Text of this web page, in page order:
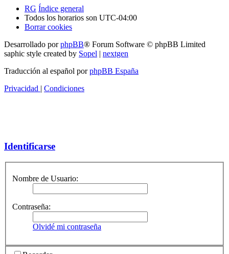
RG Índice general
Todos los horarios son UTC-04:00
Borrar cookies
Desarrollado porphpBB® Forum Software © phpBB Limited
saphic style created by Sopel | nextgen
Traducción al español porphpBB España
Privacidad | Condiciones
Identificarse
Nombre de Usuario:
Contraseña:
Olvidé mi contraseña